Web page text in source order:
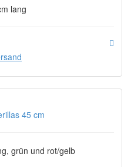
lang
45 cm
grün und rot/gelb